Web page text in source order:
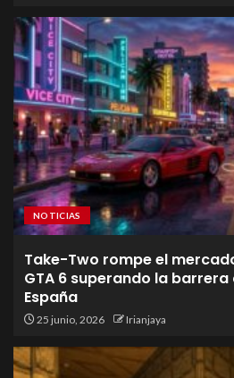
NOTICIAS
Take-Two rompe el
GTA 6 superando la barrera
España
25 junio, 2026 Irianjaya